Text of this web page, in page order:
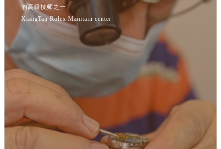
的高级技师之一
XiangTan Rolex Maintain center